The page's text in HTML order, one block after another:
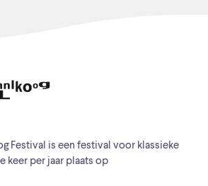
Festival is een festival voor klassieke
keer per jaar plaats op